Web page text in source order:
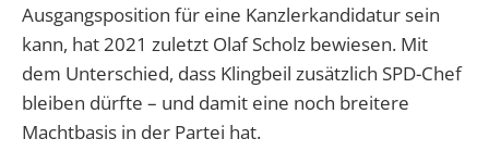
Ausgangsposition für eine Kanzlerkandidatur sein
kann, hat 2021 zuletzt Olaf Scholz bewiesen. Mit
dem Unterschied, dass Klingbeil zusätzlich SPD-Chef
bleiben dürfte – und damit eine noch breitere
Machtbasis in der Partei hat.